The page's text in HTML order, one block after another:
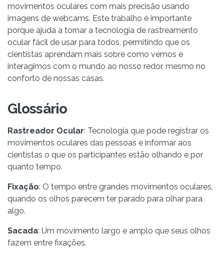
movimentos oculares com mais precisão usando
imagens de webcams. Este trabalho é importante
porque ajuda a tornar a tecnologia de rastreamento
ocular fácil de usar para todos, permitindo que os
cientistas aprendam mais sobre como vemos e
interagimos com o mundo ao nosso redor, mesmo no
conforto de nossas casas.
Glossário
Rastreador Ocular: Tecnologia que pode registrar os
movimentos oculares das pessoas e informar aos
cientistas o que os participantes estão olhando e por
quanto tempo.
Fixação: O tempo entre grandes movimentos oculares,
quando os olhos parecem ter parado para olhar para
algo.
Sacada: Um movimento largo e amplo que seus olhos
fazem entre fixações.